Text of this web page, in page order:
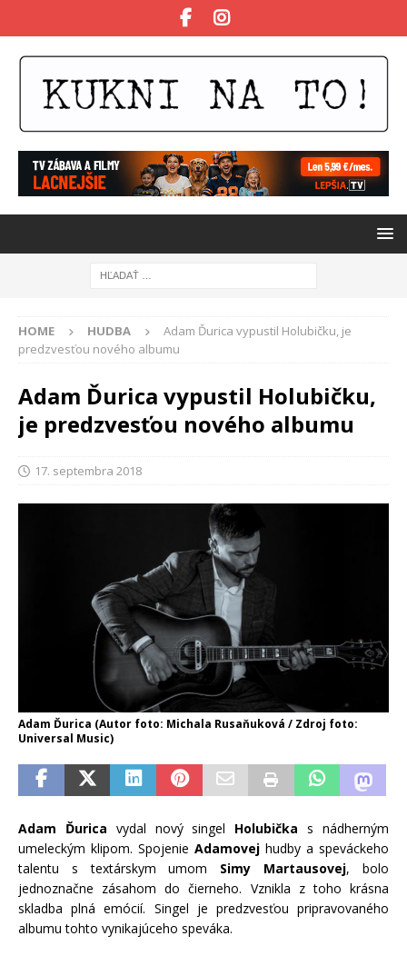
HOME HUDBA
Adam Ďurica vypustil Holubičku, je
predzvesťou nového albumu
Adam Ďurica vypustil Holubičku,
je predzvesťou nového albumu
17. septembra 2018
Adam Ďurica (Autor foto: Michala Rusaňuková / Zdroj foto:
Universal Music)
Adam Ďurica vydal nový singel Holubička s nádherným
umeleckým klipom. Spojenie Adamovej hudby a speváckeho
talentu s textárskym umom Simy Martausovej, bolo
jednoznačne zásahom do čierneho. Vznikla z toho krásna
skladba plná emócií. Singel je predzvesťou pripravovaného
albumu tohto vynikajúceho speváka.